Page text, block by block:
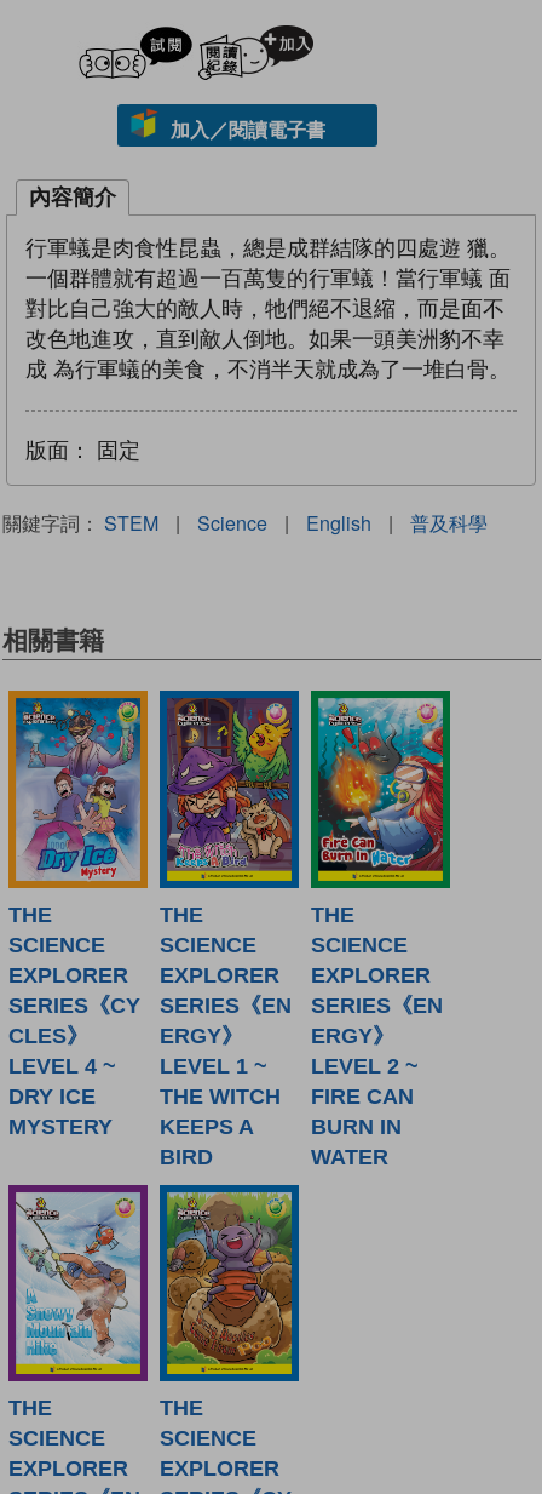
試閲
加入／閱讀電子書
內容簡介
行軍蟻是肉食性昆蟲，總是成群結隊的四處遊 獵。
一個群體就有超過一百萬隻的行軍蟻！當行軍蟻 面
對比自己強大的敵人時，牠們絕不退縮，而是面不
改色地進攻，直到敵人倒地。如果一頭美洲豹不幸
成 為行軍蟻的美食，不消半天就成為了一堆白骨。
版面： 固定
關鍵字詞： STEM | Science | English | 普及科學
相關書籍
THE
SCIENCE
EXPLORER
SERIES《CY
CLES》
LEVEL 4 ~
DRY ICE
MYSTERY
THE
SCIENCE
EXPLORER
SERIES《EN
ERGY》
LEVEL 1 ~
THE WITCH
KEEPS A
BIRD
THE
SCIENCE
EXPLORER
SERIES《EN
ERGY》
LEVEL 2 ~
FIRE CAN
BURN IN
WATER
THE
SCIENCE
EXPLORER
THE
SCIENCE
EXPLORER